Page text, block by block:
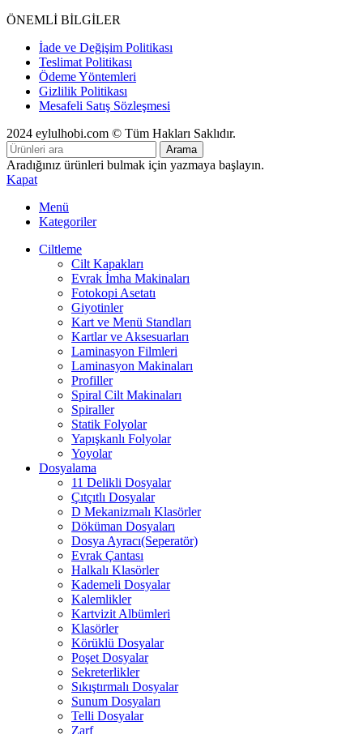
ÖNEMLİ BİLGİLER
İade ve Değişim Politikası
Teslimat Politikası
Ödeme Yöntemleri
Gizlilik Politikası
Mesafeli Satış Sözleşmesi
2024 eylulhobi.com © Tüm Hakları Saklıdır.
Arama
Aradığınız ürünleri bulmak için yazmaya başlayın.
Kapat
Menü
Kategoriler
Ciltleme
Cilt Kapakları
Evrak İmha Makinaları
Fotokopi Asetatı
Giyotinler
Kart ve Menü Standları
Kartlar ve Aksesuarları
Laminasyon Filmleri
Laminasyon Makinaları
Profiller
Spiral Cilt Makinaları
Spiraller
Statik Folyolar
Yapışkanlı Folyolar
Yoyolar
Dosyalama
11 Delikli Dosyalar
Çıtçıtlı Dosyalar
D Mekanizmalı Klasörler
Döküman Dosyaları
Dosya Ayracı(Seperatör)
Evrak Çantası
Halkalı Klasörler
Kademeli Dosyalar
Kalemlikler
Kartvizit Albümleri
Klasörler
Körüklü Dosyalar
Poşet Dosyalar
Sekreterlikler
Sıkıştırmalı Dosyalar
Sunum Dosyaları
Telli Dosyalar
Zarf